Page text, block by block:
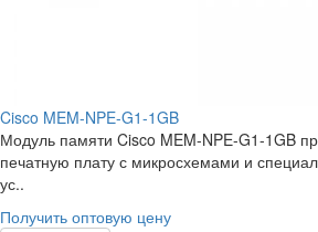
Cisco MEM-NPE-G1-1GB
Модуль памяти Cisco MEM-NPE-G1-1GB
печатную плату с микросхемами и
ус..
Получить оптовую цену